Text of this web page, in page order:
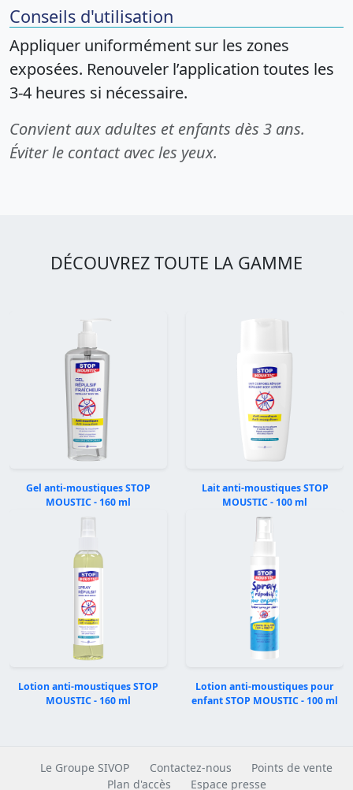
Conseils d'utilisation
Appliquer uniformément sur les zones
exposées. Renouveler l’application toutes les
3-4 heures si nécessaire.
Convient aux adultes et enfants dès 3 ans.
Éviter le contact avec les yeux.
DÉCOUVREZ TOUTE LA GAMME
Gel anti-moustiques STOP
MOUSTIC - 160 ml
Lait anti-moustiques STOP
MOUSTIC - 100 ml
Lotion anti-moustiques STOP
MOUSTIC - 160 ml
Lotion anti-moustiques pour
enfant STOP MOUSTIC - 100 ml
Précédent
Le Groupe SIVOP Contactez-nous
Points de vente
Plan d'accès
Espace presse